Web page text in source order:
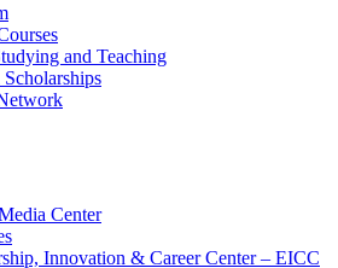
and Teaching
Center
Innovation & Career Center – EICC